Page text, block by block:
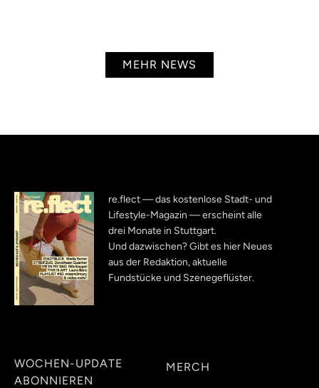
MEHR NEWS
re.flect — das kostenlose Stadt- und
Lifestyle-Magazin — erscheint alle
drei Monate in Stuttgart.
Und dazwischen? Gibt es hier Neues
aus der Redaktion, aktuelle
Fundstücke und Szenegeflüster.
WOCHEN-UPDATE
ABONNIEREN
MERCH